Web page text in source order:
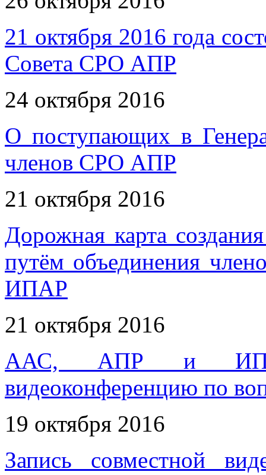
21 октября 2016 года
Совета СРО АПР
24 октября 2016
О поступающих в
членов СРО АПР
21 октября 2016
Дорожная карта
путём объединения
ИПАР
21 октября 2016
ААС, АПР и ИПАР
видеоконференцию по
19 октября 2016
Запись совместной